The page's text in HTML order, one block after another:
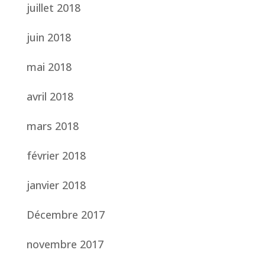
juillet 2018
juin 2018
mai 2018
avril 2018
mars 2018
février 2018
janvier 2018
Décembre 2017
novembre 2017